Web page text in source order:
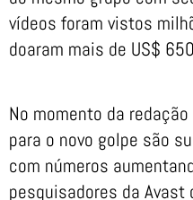
vídeos foram vistos
doaram mais de US$
No momento da
para o novo golpe são
com números
pesquisadores da